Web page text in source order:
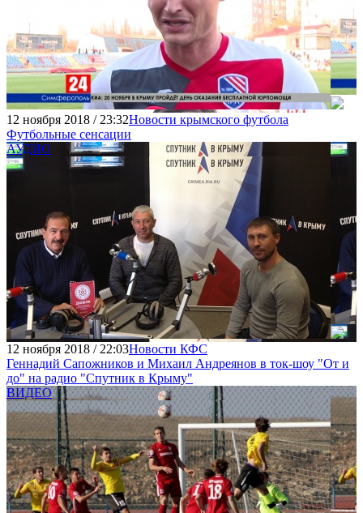
12 ноября 2018 / 23:32Новости крымского футбола
Футбольные сенсации
АУДИО
12 ноября 2018 / 22:03Новости КФС
Геннадий Сапожников и Михаил Андреянов в ток-шоу "От и
до" на радио "Спутник в Крыму"
ВИДЕО